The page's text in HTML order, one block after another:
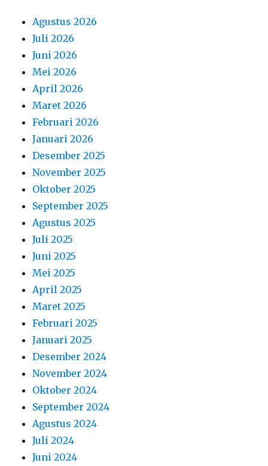
Agustus 2026
Juli 2026
Juni 2026
Mei 2026
April 2026
Maret 2026
Februari 2026
Januari 2026
Desember 2025
November 2025
Oktober 2025
September 2025
Agustus 2025
Juli 2025
Juni 2025
Mei 2025
April 2025
Maret 2025
Februari 2025
Januari 2025
Desember 2024
November 2024
Oktober 2024
September 2024
Agustus 2024
Juli 2024
Juni 2024